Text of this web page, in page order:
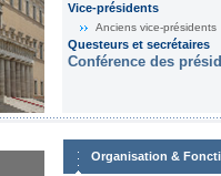
Vice-présidents
Anciens vice-présidents
Questeurs et secrétaires
Conférence des
Organisation &